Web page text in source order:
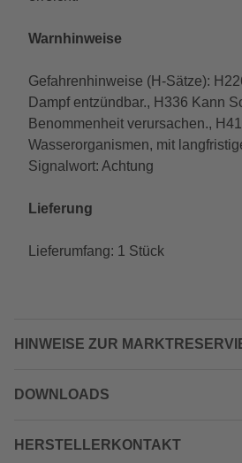
Warnhinweise
Gefahrenhinweise (H-Sätze):
Dampf entzündbar., H336 Kann
Benommenheit verursachen.,
Wasserorganismen, mit
Signalwort: Achtung
Lieferung
Lieferumfang: 1 Stück
HINWEISE ZUR
DOWNLOADS
HERSTELLERKONTAKT